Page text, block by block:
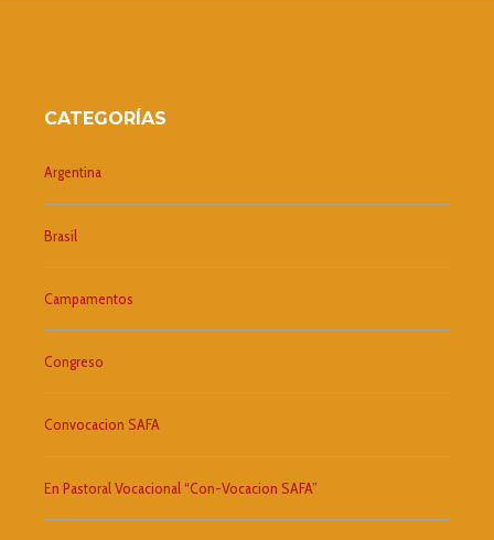
CATEGORÍAS
Argentina
Brasil
Campamentos
Congreso
Convocacion SAFA
En Pastoral Vocacional “Con-Vocacion SAFA”